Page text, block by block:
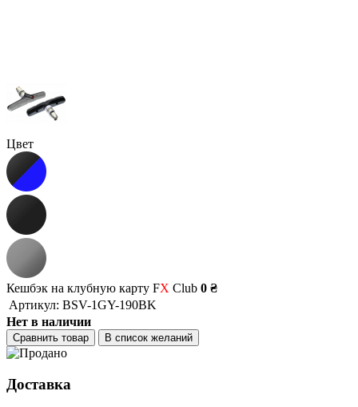
Цвет
Кешбэк на клубную карту FX Club 0 ₴
Артикул: BSV-1GY-190BK
Нет в наличии
Сравнить товар В список желаний
Доставка